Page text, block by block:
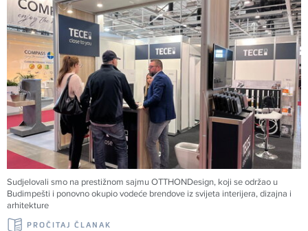
Sudjelovali smo na prestižnom sajmu OTTHONDesign, koji se održao u
Budimpešti i ponovno okupio vodeće brendove iz svijeta interijera, dizajna i
arhitekture
PROČITAJ ČLANAK